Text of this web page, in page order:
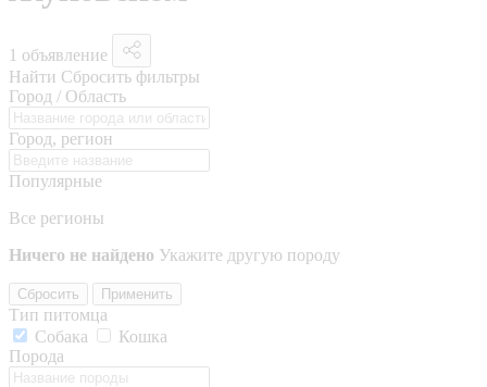
1 объявление
Найти Сбросить фильтры
Город / Область
Город, регион
Популярные
Все регионы
Ничего не найдено Укажите другую породу
Сбросить Применить
Тип питомца
Собака
Кошка
Порода